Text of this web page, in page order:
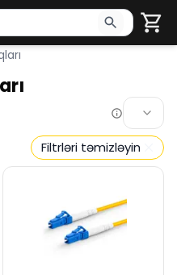
yazın. Göndərmək
Filtrləri təmizləyin